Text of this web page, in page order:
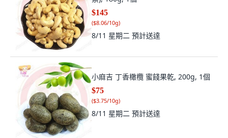
$145
($8.06/10g)
8/11 星期二 預計送達
小麻吉 丁香橄欖 蜜餞果乾, 200g, 1個
$75
($3.75/10g)
8/11 星期二 預計送達